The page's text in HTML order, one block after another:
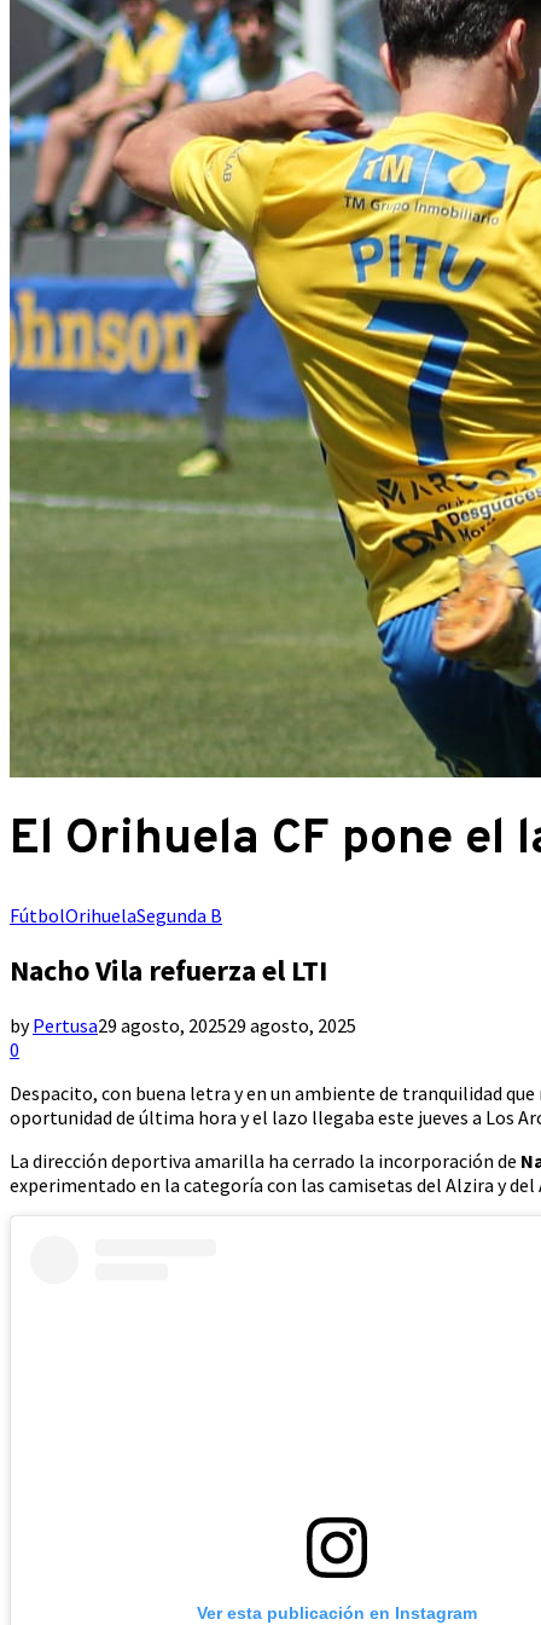
El Orihuela CF pone el
FútbolOrihuelaSegunda B
Nacho Vila refuerza el LTI
byPertusa29 agosto, 202529 agosto, 2025
0
Despacito, con buena letra y en un ambiente de tranquilidad
oportunidad de última hora y el lazo llegaba este jueves a Los
La dirección deportiva amarilla ha cerrado la incorporación de
experimentado en la categoría con las camisetas del Alzira y del
Ver esta publicación en Instagram